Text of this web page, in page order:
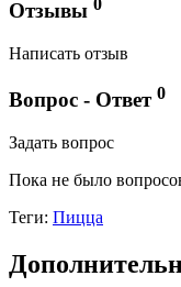
Отзывы
Написать отзыв
Вопрос - Ответ 0
Задать вопрос
Пока не было
Теги: Пицца